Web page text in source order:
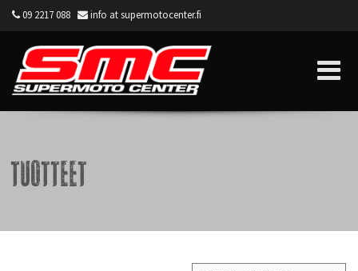
09 2217 088 info at supermotocenter.fi
Tuotteet